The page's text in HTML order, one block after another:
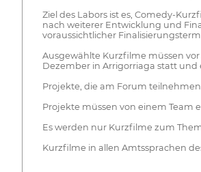
Ziel des Labors ist es, Comedy-
nach weiterer Entwicklung und
voraussichtlicher
Ausgewählte Kurzfilme müssen
Dezember in Arrigorriaga statt und
Projekte, die am Forum
Projekte müssen von einem Team
Es werden nur Kurzfilme zum
Kurzfilme in allen Amtssprachen